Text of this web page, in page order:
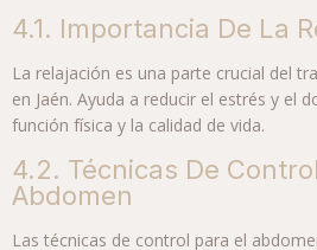
4.1. Importancia De La
La relajación es una parte crucial del
en Jaén. Ayuda a reducir el estrés y el
función física y la calidad de vida.
4.2. Técnicas De
Abdomen
Las técnicas de control para el